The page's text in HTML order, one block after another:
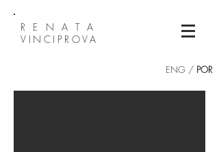
R E N A T A
VINCIPROVA
ENG / POR